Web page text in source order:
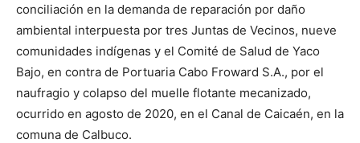
conciliación en la demanda de reparación por daño
ambiental interpuesta por tres Juntas de Vecinos, nueve
comunidades indígenas y el Comité de Salud de Yaco
Bajo, en contra de Portuaria Cabo Froward S.A., por el
naufragio y colapso del muelle flotante mecanizado,
ocurrido en agosto de 2020, en el Canal de Caicaén, en la
comuna de Calbuco.